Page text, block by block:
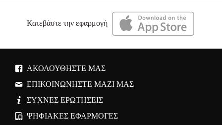
Κατεβάστε την εφαρμογή
ΑΚΟΛΟΥΘΉΣΤΕ ΜΑΣ
ΕΠΙΚΟΙΝΩΝΉΣΤΕ ΜΑΖΊ ΜΑΣ
ΣΥΧΝΈΣ ΕΡΩΤΉΣΕΙΣ
ΨΗΦΙΑΚΈΣ ΕΦΑΡΜΟΓΈΣ